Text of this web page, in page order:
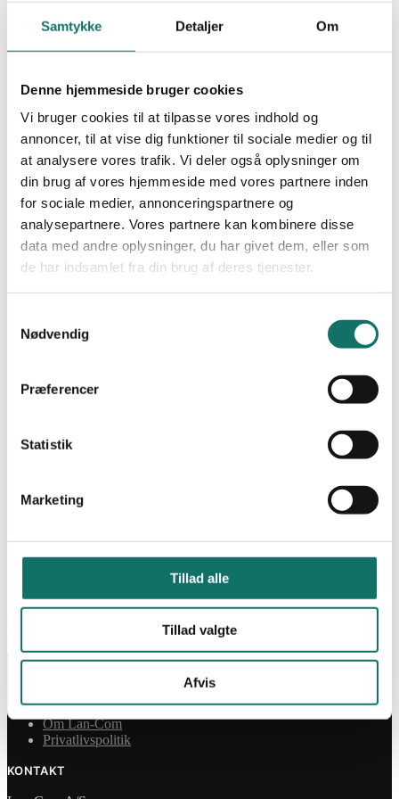
Samtykke Detaljer Om
Denne hjemmeside bruger cookies
Vi bruger cookies til at tilpasse vores indhold og
annoncer, til at vise dig funktioner til sociale medier og til
at analysere vores trafik. Vi deler også oplysninger om
din brug af vores hjemmeside med vores partnere inden
for sociale medier, annonceringspartnere og
analysepartnere. Vores partnere kan kombinere disse
data med andre oplysninger, du har givet dem, eller som
de har indsamlet fra din brug af deres tjenester.
Nødvendig
Præferencer
Statistik
Marketing
Tillad alle
Tillad valgte
Afvis
Favoritter
Bliv kunde
0,00kr. 0
NEXCONEC
WIFI
Undervisning
GIGA-LAN
LAN-SWITCH
LAN-RACK
Dokumentation
Cases
Viden og nyheder
Academy
Kursus og uddannelse
Certificering og garanti
Praktik og krav
0,00kr. 0
Min Konto
Adgangskode*Påkrævet
INFORMATION
Salgs- og leveringsbetingelser
CSR
Om Lan-Com
Privatlivspolitik
KONTAKT